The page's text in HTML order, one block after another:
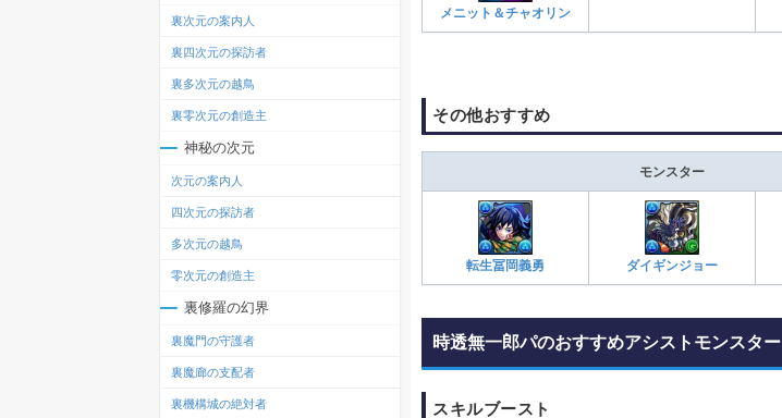
メニット＆チャオリン
その他おすすめ
モンスター
転生冨岡義勇 ダイギンジョー
時透無一郎パのおすすめアシストモンスター
スキルブースト
裏次元の案内人
裏四次元の探訪者
裏多次元の越鳥
裏零次元の創造主
神秘の次元
次元の案内人
四次元の探訪者
多次元の越鳥
零次元の創造主
裏修羅の幻界
裏魔門の守護者
裏魔廊の支配者
裏機構城の絶対者